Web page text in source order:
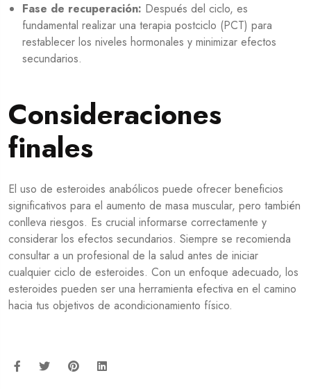
Fase de recuperación: Después del ciclo, es
fundamental realizar una terapia postciclo (PCT) para
restablecer los niveles hormonales y minimizar efectos
secundarios.
Consideraciones
finales
El uso de esteroides anabólicos puede ofrecer beneficios
significativos para el aumento de masa muscular, pero también
conlleva riesgos. Es crucial informarse correctamente y
considerar los efectos secundarios. Siempre se recomienda
consultar a un profesional de la salud antes de iniciar
cualquier ciclo de esteroides. Con un enfoque adecuado, los
esteroides pueden ser una herramienta efectiva en el camino
hacia tus objetivos de acondicionamiento físico.